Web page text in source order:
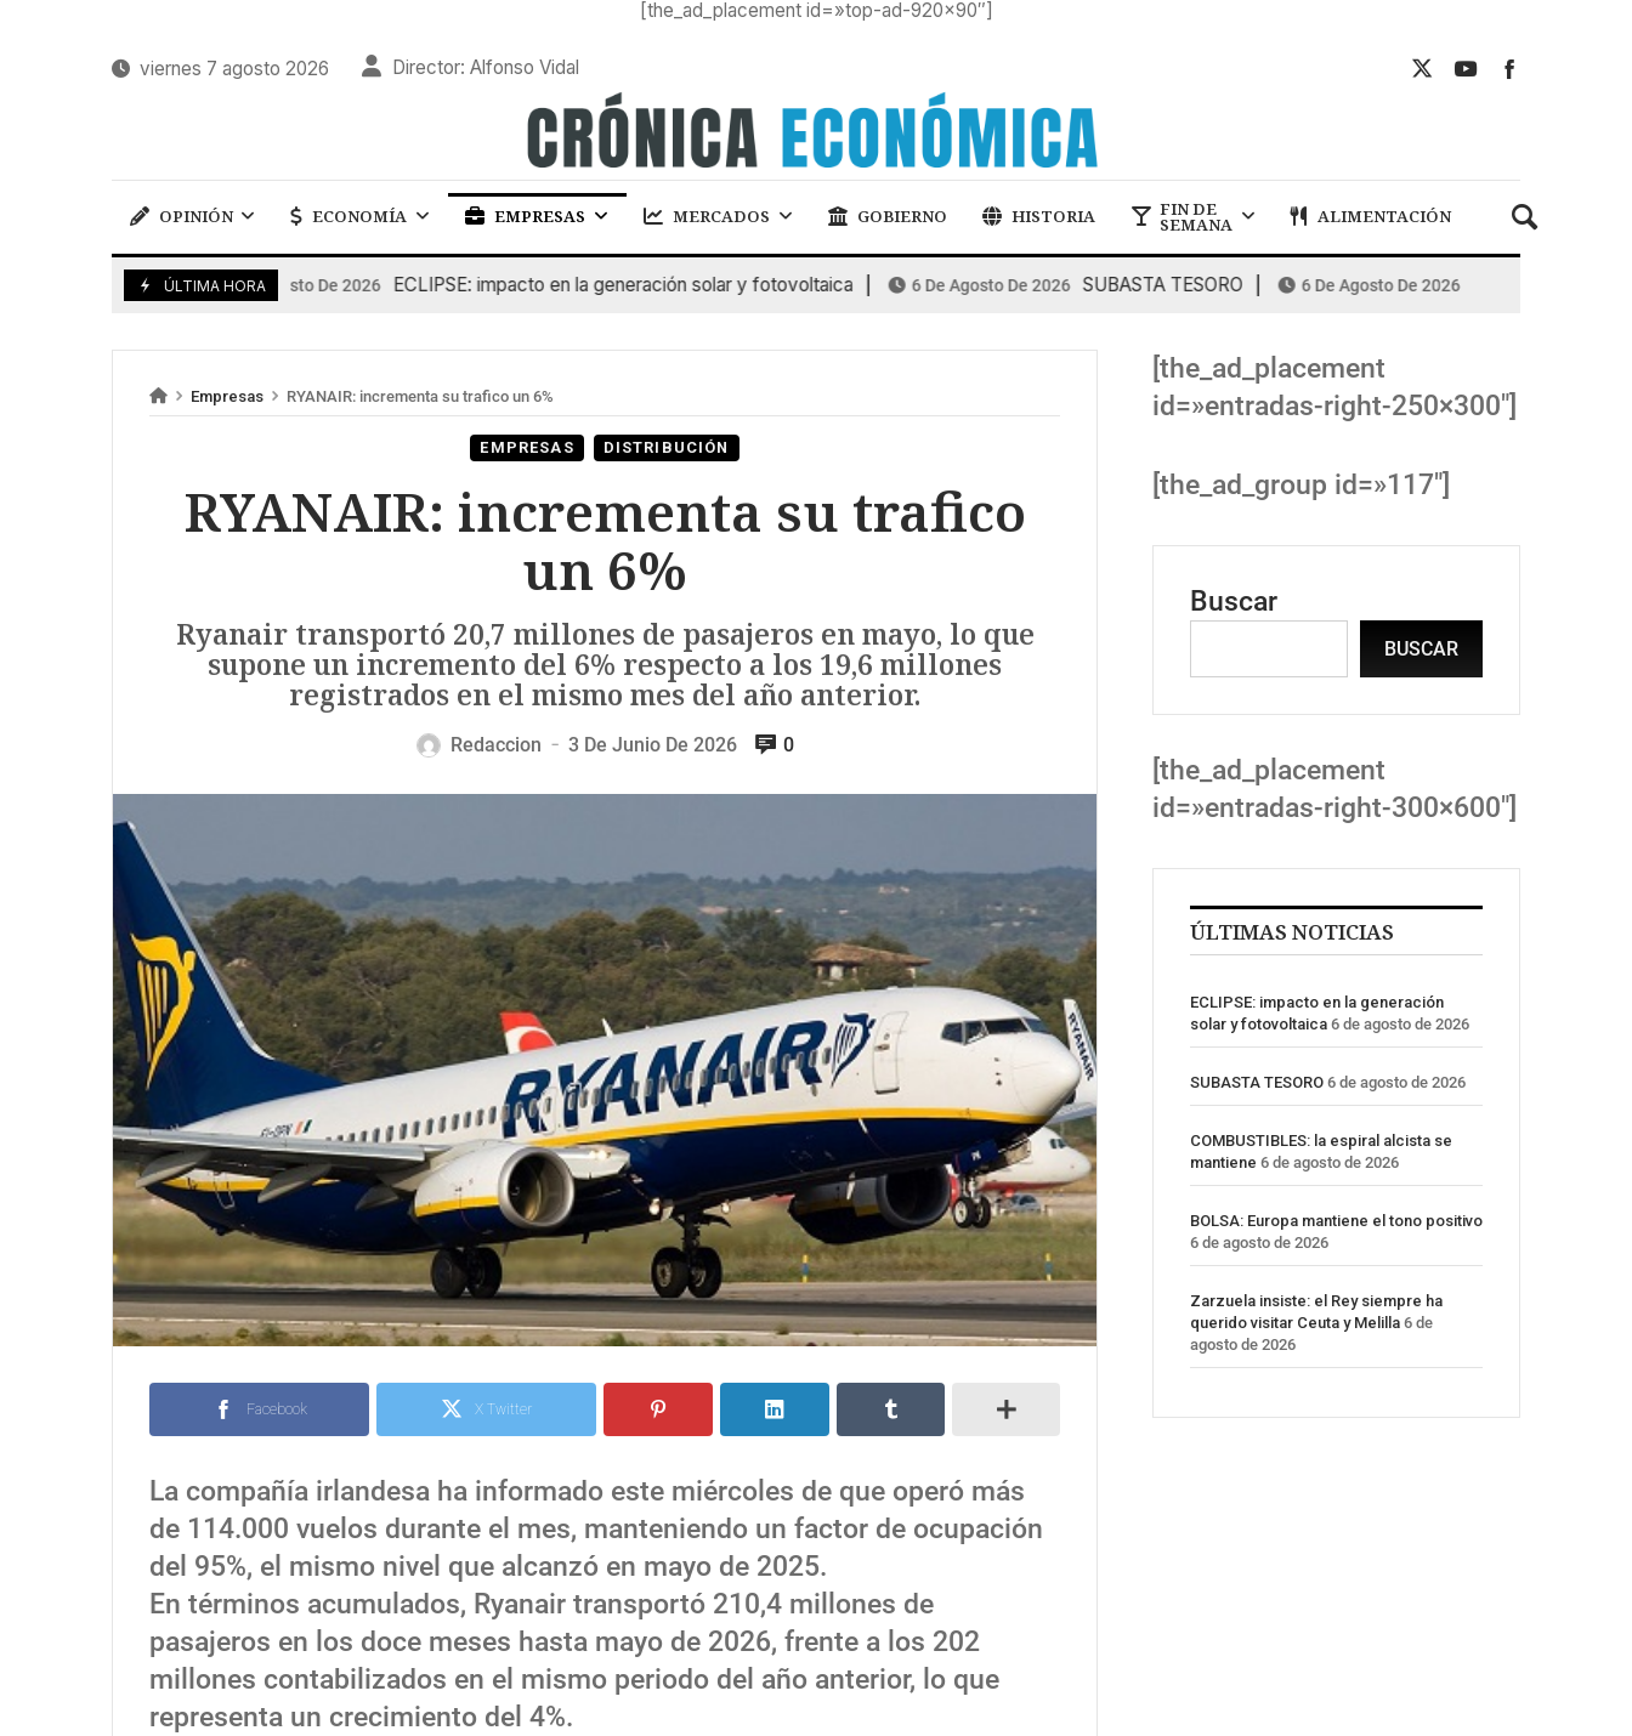
[the_ad_placement id=»top-ad-920×90″]
viernes 7 agosto 2026 Director: Alfonso Vidal
OPINIÓN ECONOMÍA EMPRESAS MERCADOS GOBIERNO HISTORIA FIN DE
SEMANA ALIMENTACIÓN
ÚLTIMA HORA
6 De Agosto De 2026 ECLIPSE: impacto en la generación solar y fotovoltaica 6 De Agosto De 2026 SUBASTA TESORO 6 De Agosto De 2026 COMBUSTIBLES: la
Empresas RYANAIR: incrementa su trafico un 6%
EMPRESAS DISTRIBUCIÓN
RYANAIR: incrementa su trafico
un 6%
Ryanair transportó 20,7 millones de pasajeros en mayo, lo que
supone un incremento del 6% respecto a los 19,6 millones
registrados en el mismo mes del año anterior.
Redaccion — 3 De Junio De 2026 0
Facebook X Twitter
La compañía irlandesa ha informado este miércoles de que operó más
de 114.000 vuelos durante el mes, manteniendo un factor de ocupación
del 95%, el mismo nivel que alcanzó en mayo de 2025.
En términos acumulados, Ryanair transportó 210,4 millones de
pasajeros en los doce meses hasta mayo de 2026, frente a los 202
millones contabilizados en el mismo periodo del año anterior, lo que
representa un crecimiento del 4%.
[the_ad_placement
id=»entradas-right-250×300″]
[the_ad_group id=»117″]
Buscar
BUSCAR
[the_ad_placement
id=»entradas-right-300×600″]
ÚLTIMAS NOTICIAS
ECLIPSE: impacto en la generación
solar y fotovoltaica 6 de agosto de 2026
SUBASTA TESORO 6 de agosto de 2026
COMBUSTIBLES: la espiral alcista se
mantiene 6 de agosto de 2026
BOLSA: Europa mantiene el tono positivo
6 de agosto de 2026
Zarzuela insiste: el Rey siempre ha
querido visitar Ceuta y Melilla 6 de
agosto de 2026